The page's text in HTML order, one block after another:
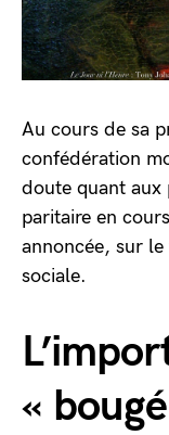
Au cours de sa
confédération
doute quant aux
paritaire en
annoncée, sur
sociale.
«